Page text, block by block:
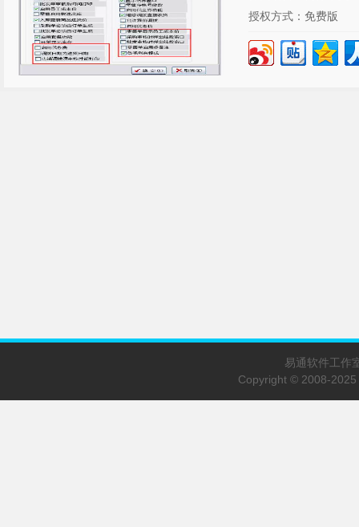
授权方式：免费版
易通软件工作
Copyright © 2008-